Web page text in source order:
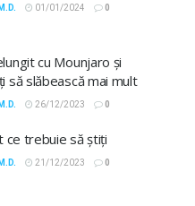
01/01/2024 0
cu Mounjaro și
să slăbească mai mult
26/12/2023 0
ce trebuie să știți
21/12/2023 0